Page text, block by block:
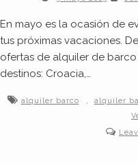
En mayo es la ocasión de
tus próximas vacaciones.
ofertas de alquiler de
destinos: Croacia,…
alquiler barco , alquiler